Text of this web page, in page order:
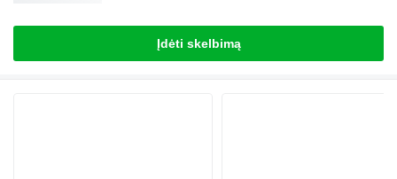
Įdėti skelbimą